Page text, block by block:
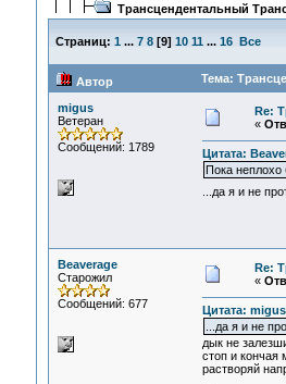
Трансцендентальный
Страниц: 1 ... 7 8[9] 10 11 ... 16 Все
Автор Тема:
migus
Ветеран
Сообщений: 1789
Re:
«
Цитата:
Пока
...да я и не
Beaverage
Старожил
Сообщений: 677
Re:
«
Цитата:
...да я и не
дык не
стоп и кончая
растворяй